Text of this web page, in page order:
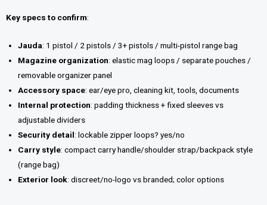
Key specs to confirm:
Jauda: 1 pistol / 2 pistols / 3+ pistols / multi-pistol range bag
Magazine organization: elastic mag loops / separate pouches /
removable organizer panel
Accessory space: ear/eye pro, cleaning kit, tools, documents
Internal protection: padding thickness + fixed sleeves vs
adjustable dividers
Security detail: lockable zipper loops? yes/no
Carry style: compact carry handle/shoulder strap/backpack style
(range bag)
Exterior look: discreet/no-logo vs branded; color options